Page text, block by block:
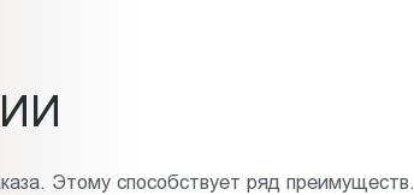
Этому способствует ряд преимуществ.